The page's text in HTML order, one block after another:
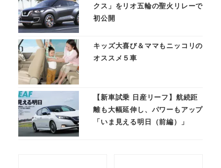
クス」をリオ五輪の聖火リレーで
初公開
キッズ大喜び＆ママもニッコリの
オススメ５車
【新車試乗 日産リーフ】航続距
離も大幅延伸し、パワーもアップ
「いま見える明日（前編）」